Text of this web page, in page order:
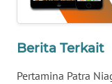
Berita Terkait
Pertamina Patra
WN